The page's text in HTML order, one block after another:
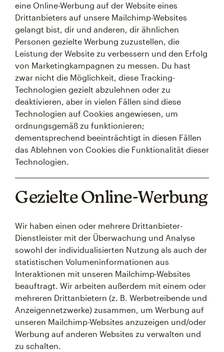
eine Online-Werbung auf der Website eines
Drittanbieters auf unsere Mailchimp-Websites
gelangt bist, dir und anderen, dir ähnlichen
Personen gezielte Werbung zuzustellen, die
Leistung der Website zu verbessern und den Erfolg
von Marketingkampagnen zu messen. Du hast
zwar nicht die Möglichkeit, diese Tracking-
Technologien gezielt abzulehnen oder zu
deaktivieren, aber in vielen Fällen sind diese
Technologien auf Cookies angewiesen, um
ordnungsgemäß zu funktionieren;
dementsprechend beeinträchtigt in diesen Fällen
das Ablehnen von Cookies die Funktionalität dieser
Technologien.
Gezielte Online-Werbung
Wir haben einen oder mehrere Drittanbieter-
Dienstleister mit der Überwachung und Analyse
sowohl der individualisierten Nutzung als auch der
statistischen Volumeninformationen aus
Interaktionen mit unseren Mailchimp-Websites
beauftragt. Wir arbeiten außerdem mit einem oder
mehreren Drittanbietern (z. B. Werbetreibende und
Anzeigennetzwerke) zusammen, um Werbung auf
unseren Mailchimp-Websites anzuzeigen und/oder
Werbung auf anderen Websites zu verwalten und
zu schalten.